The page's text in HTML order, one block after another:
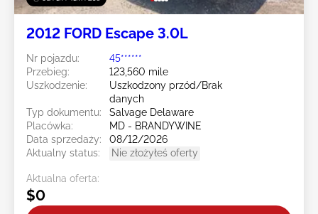
2012 FORD Escape 3.0L
Nr pojazdu:
45******
Przebieg:
123,560 mile
Uszkodzenie:
Uszkodzony przód/Brak
danych
Typ dokumentu:
Salvage Delaware
Placówka:
MD - BRANDYWINE
Data sprzedaży:
08/12/2026
Aktualny status:
Nie złożyłeś oferty
Aktualna oferta:
$0